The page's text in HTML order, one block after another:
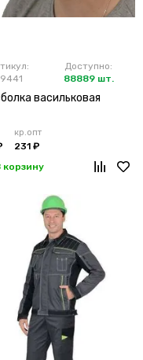
Доступно:
88889 шт.
васильковая
кр.опт
231 ₽
корзину